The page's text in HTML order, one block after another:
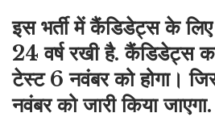
इस भर्ती में कैंडिडेट्स के
24 वर्ष रखी है. कैंडिडेट्स
टेस्ट 6 नवंबर को होगा।
नवंबर को जारी किया जाएगा.